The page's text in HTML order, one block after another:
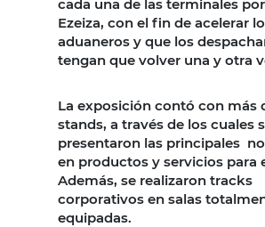
cada una de las terminales
Ezeiza, con el fin de acelerar
aduaneros y que los
tengan que volver una y otra
La exposición contó con más
stands, a través de los cuales
presentaron las principales
en productos y servicios para
Además, se realizaron tracks
corporativos en salas
equipadas.